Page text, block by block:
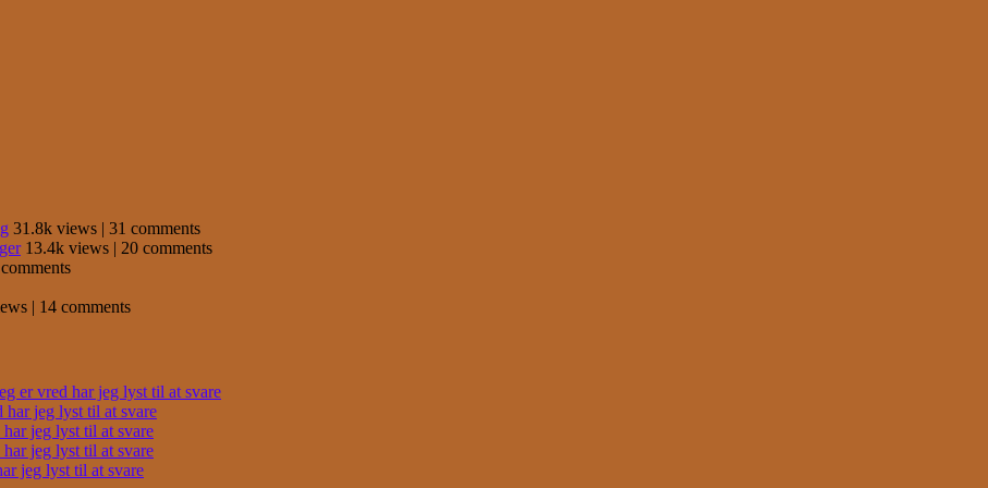
31.8k views | 31 comments
13.4k views | 20 comments
| 14 comments
er vred har jeg lyst til at svare
jeg lyst til at svare
jeg lyst til at svare
jeg lyst til at svare
jeg lyst til at svare